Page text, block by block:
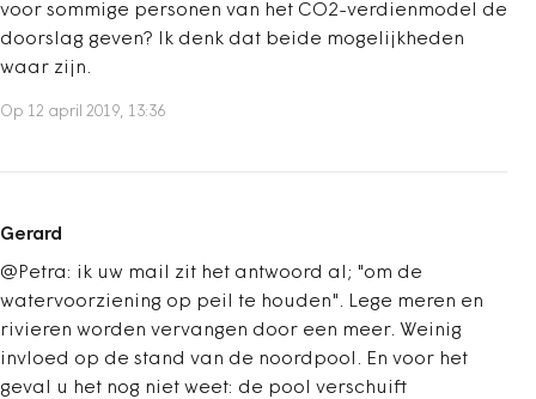
voor sommige personen van het CO2-verdienmodel de
doorslag geven? Ik denk dat beide mogelijkheden
waar zijn.
Op 12 april 2019, 13:36
Gerard
@Petra: ik uw mail zit het antwoord al; "om de
watervoorziening op peil te houden". Lege meren en
rivieren worden vervangen door een meer. Weinig
invloed op de stand van de noordpool. En voor het
geval u het nog niet weet: de pool verschuift